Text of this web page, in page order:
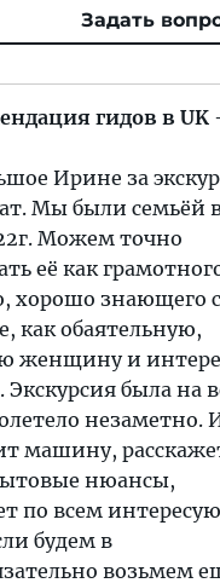
Задать
гидов в
Ирине за
Мы были семьёй
Можем точно
её как
хорошо знающего
как обаятельную,
женщину и
Экскурсия была на
незаметно.
машину,
нюансы,
по всем
будем в
возьмем